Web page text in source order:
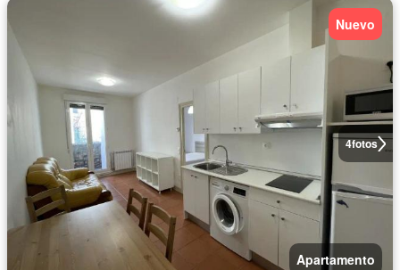
4fotos
Nuevo
Apartamento